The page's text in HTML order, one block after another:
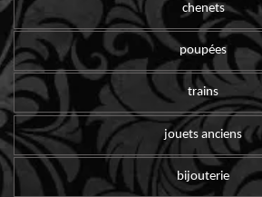
chenets
poupées
trains
jouets anciens
bijouterie